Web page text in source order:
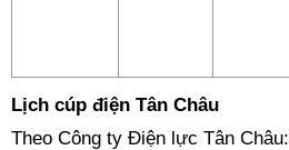
Lịch cúp điện Tân Châu
Theo Công ty Điện lực Tân Châu: